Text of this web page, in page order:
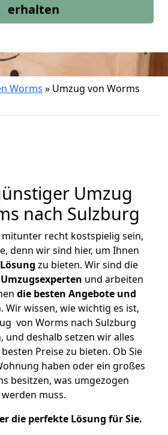
erhalten
Worms » Umzug von Worms
Umzug
nach Sulzburg
recht kostspielig sein,
denn wir sind hier, um Ihnen
Lösung zu bieten. Wir sind die
und arbeiten
die besten Angebote und
Wir wissen, wie wichtig es ist,
von Worms nach Sulzburg
und deshalb setzen wir alles
Preise zu bieten. Ob Sie
haben oder ein großes
besitzen, was umgezogen
werden muss.
die perfekte Lösung für Sie.